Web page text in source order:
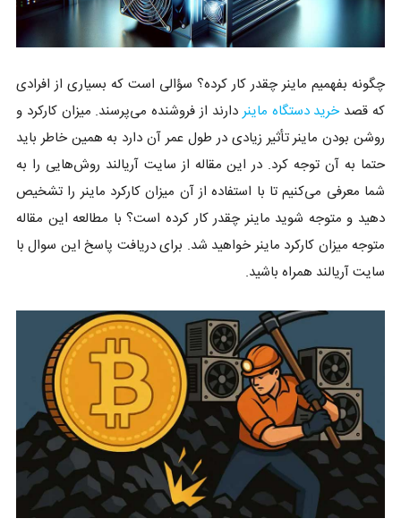
چگونه بفهمیم ماینر چقدر کار کرده؟ سؤالی است که بسیاری از افرادی
که قصدخرید دستگاه ماینردارند از فروشنده می‌پرسند. میزان کارکرد و
روشن بودن ماینر تأثیر زیادی در طول عمر آن دارد به همین خاطر باید
حتما به آن توجه کرد. در این مقاله از سایت آریالند روش‌هایی را به
شما معرفی می‌کنیم تا با استفاده از آن میزان کارکرد ماینر را تشخیص
دهید و متوجه شوید ماینر چقدر کار کرده است؟ با مطالعه این مقاله
متوجه میزان کارکرد ماینر خواهید شد. برای دریافت پاسخ این سوال با
سایت آریالند همراه باشید.